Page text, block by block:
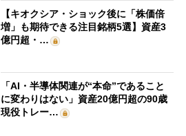
【キオクシア・ショック後に「株価倍
増」も期待できる注目銘柄5選】資産3
億円超・…
「AI・半導体関連が“本命”であること
に変わりはない」資産20億円超の90歳
現役トレー…